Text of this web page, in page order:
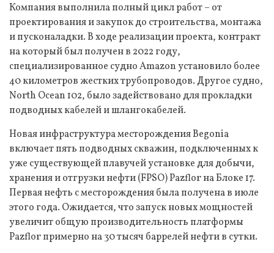
Компания выполнила полный цикл работ – от
проектирования и закупок до строительства, монтажа
и пусконаладки. В ходе реализации проекта, контракт
на который был получен в 2022 году,
специализированное судно Amazon установило более
40 километров жестких трубопроводов. Другое судно,
North Ocean 102, было задействовано для прокладки
подводных кабелей и шлангокабелей.
Новая инфраструктура месторождения Begonia
включает пять подводных скважин, подключенных к
уже существующей плавучей установке для добычи,
хранения и отгрузки нефти (FPSO) Pazflor на Блоке 17.
Первая нефть с месторождения была получена в июле
этого года. Ожидается, что запуск новых мощностей
увеличит общую производительность платформы
Pazflor примерно на 30 тысяч баррелей нефти в сутки.